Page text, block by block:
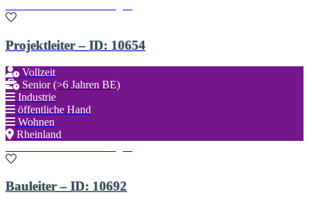
Projektleiter – ID: 10654
Vollzeit
Senior (>6 Jahren BE)
Industrie
öffentliche Hand
Wohnen
Rheinland
Bauleiter – ID: 10692